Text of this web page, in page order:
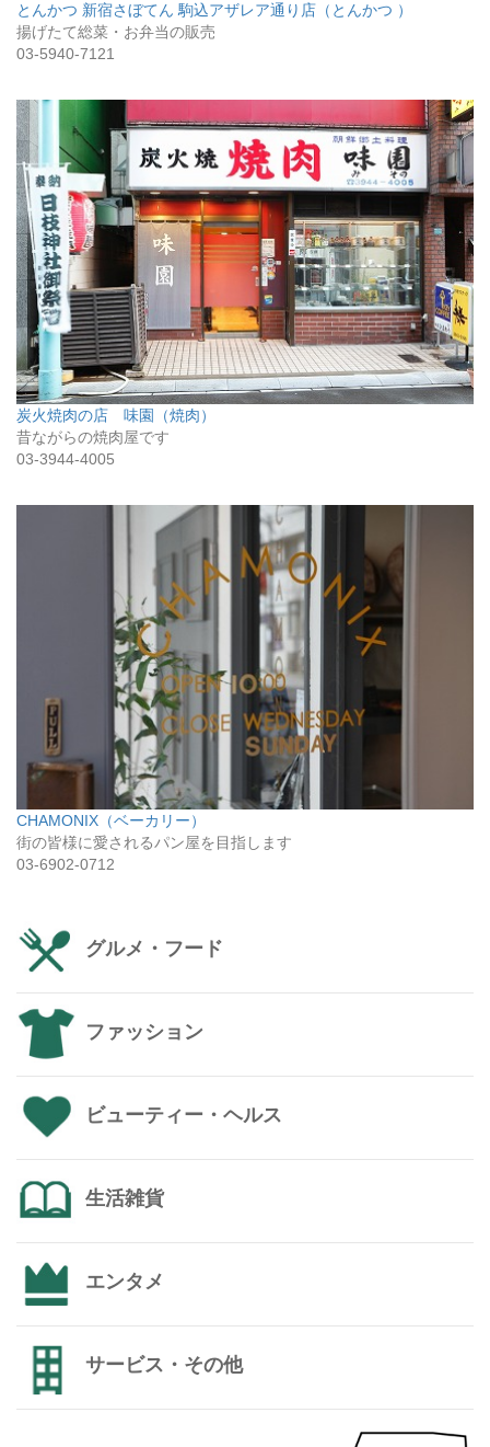
とんかつ 新宿さぼてん 駒込アザレア通り店（とんかつ ）
揚げたて総菜・お弁当の販売
03-5940-7121
炭火焼肉の店 味園（焼肉）
昔ながらの焼肉屋です
03-3944-4005
CHAMONIX（ベーカリー）
街の皆様に愛されるパン屋を目指します
03-6902-0712
グルメ・フード
ファッション
ビューティー・ヘルス
生活雑貨
エンタメ
サービス・その他